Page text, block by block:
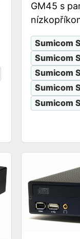
GM45 s
Sumicom
Sumicom
Sumicom
Sumicom
Sumicom